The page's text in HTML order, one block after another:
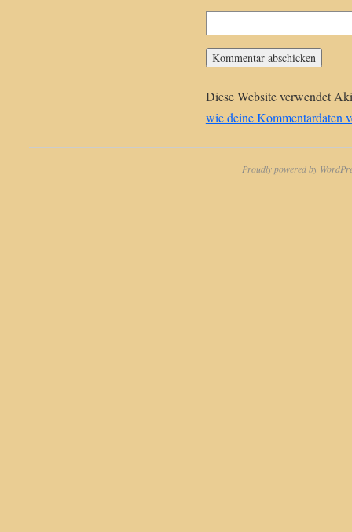
Diese Website verwendet
wie deine Kommentardaten
Proudly powered by